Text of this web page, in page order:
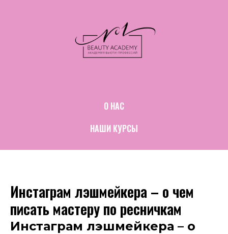
О НАС
НАШИ КУРСЫ
Инстаграм лэшмейкера – о чем
писать мастеру по ресничкам
Инстаграм лэшмейкера – о